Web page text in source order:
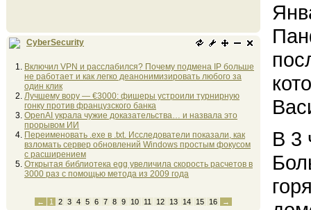
CyberSecurity
Включил VPN и расслабился? Почему подмена IP больше
не работает и как легко деанонимизировать любого за
один клик
Лучшему вору — €3000: фишеры устроили турнирную
гонку против французского банка
OpenAI украла чужие доказательства… и назвала это
прорывом ИИ
Переименовать .exe в .txt. Исследователи показали, как
взломать сервер обновлений Windows простым фокусом
с расширением
Открытая библиотека egg увеличила скорость расчетов в
3000 раз с помощью метода из 2009 года
← 1 2 3 4 5 6 7 8 9 10 11 12 13 14 15 16 →
В 3